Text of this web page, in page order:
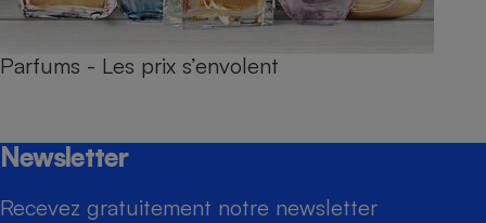
Parfums - Les prix s’envolent
Newsletter
Recevez gratuitement notre newsletter